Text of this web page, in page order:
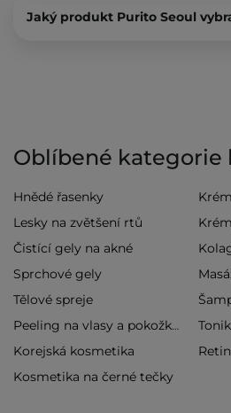
Jaký produkt Purito Seoul
Oblíbené kategorie
Hnědé řasenky
Lesky na zvětšení rtů
Čistící gely na akné
Sprchové gely
Tělové spreje
Peeling na vlasy a pokožku hlavy
Korejská kosmetika
Kosmetika na černé tečky